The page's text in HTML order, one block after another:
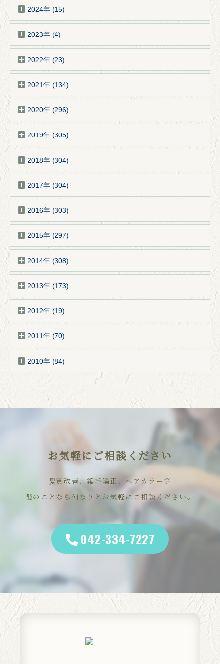
2024年 (15)
2023年 (4)
2022年 (23)
2021年 (134)
2020年 (296)
2019年 (305)
2018年 (304)
2017年 (304)
2016年 (303)
2015年 (297)
2014年 (308)
2013年 (173)
2012年 (19)
2011年 (70)
2010年 (84)
お気軽にご相談ください
髪質改善、縮毛矯正、ヘアカラー等
髪のことなら何なりとお気軽にご相談ください。
042-334-7227